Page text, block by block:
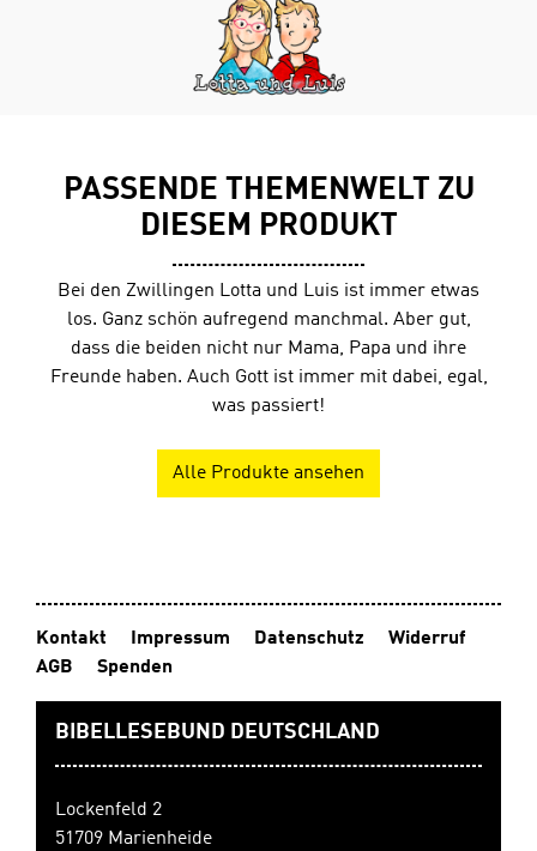
Leseförderung von Klasse 1 bis 10. Die Schüler lesen ein
Buch und können dann unter www.antolin.de
Quizfragen zum Buchinhalt beantworten. Richtige
Antworten werden mit Lesepunkten belohnt.
PASSENDE THEMENWELT ZU
DIESEM PRODUKT
Bei den Zwillingen Lotta und Luis ist immer etwas
los. Ganz schön aufregend manchmal. Aber gut,
dass die beiden nicht nur Mama, Papa und ihre
Freunde haben. Auch Gott ist immer mit dabei, egal,
was passiert!
Alle Produkte ansehen
Kontakt Impressum Datenschutz
Widerruf
AGB
Spenden
BIBELLESEBUND DEUTSCHLAND
Lockenfeld 2
51709 Marienheide